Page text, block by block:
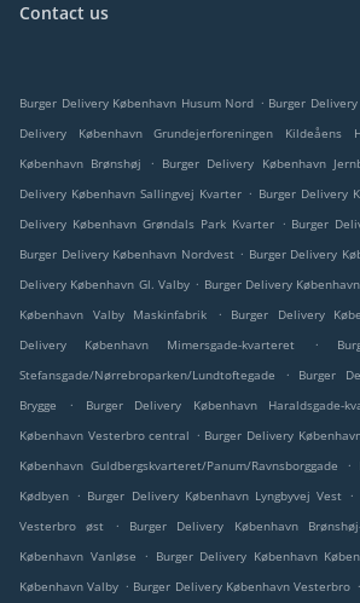
Contact us
Burger Delivery København Husum Nord . Burger
Delivery København Grundejerforeningen Kildeåens
København Brønshøj
. Burger Delivery København
Delivery København Sallingvej Kvarter . Burger Delivery
Delivery København Grøndals Park Kvarter . Burger
Burger Delivery København Nordvest . Burger Delivery
Delivery København Gl. Valby . Burger Delivery
København Valby Maskinfabrik
. Burger Delivery
Delivery København Mimersgade-kvarteret
.
Stefansgade/Nørrebroparken/Lundtoftegade
.
Burger
Brygge
. Burger Delivery København Haraldsgade-
København Vesterbro central . Burger Delivery
København Guldbergskvarteret/Panum/Ravnsborggade
.
Kødbyen . Burger Delivery København Lyngbyvej Vest .
Vesterbro øst
. Burger Delivery København
København Vanløse
. Burger Delivery København
København Valby . Burger Delivery København Vesterbro .